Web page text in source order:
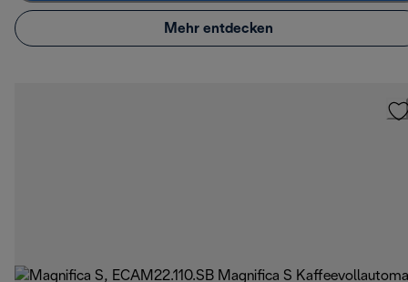
Mehr entdecken